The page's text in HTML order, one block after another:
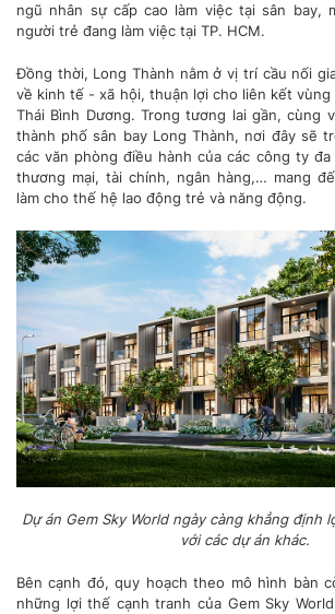
ngũ nhân sự cấp cao làm việc tại sân bay,
người trẻ đang làm việc tại TP. HCM.
Đồng thời, Long Thành nằm ở vị trí cầu nối
về kinh tế - xã hội, thuận lợi cho liên kết vùng
Thái Bình Dương. Trong tương lai gần, cùng
thành phố sân bay Long Thành, nơi đây sẽ
các văn phòng điều hành của các công ty
thương mại, tài chính, ngân hàng,… mang
làm cho thế hệ lao động trẻ và năng động.
Dự án Gem Sky World ngày càng khẳng định
với các dự án khác.
Bên cạnh đó, quy hoạch theo mô hình bàn
những lợi thế cạnh tranh của Gem Sky